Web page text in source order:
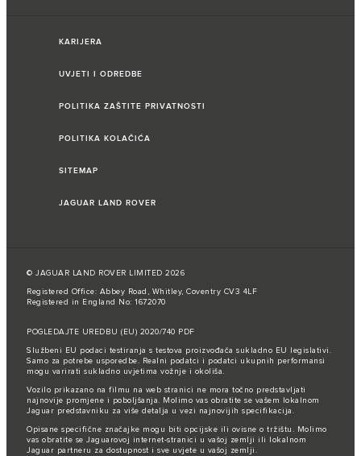
KARIJERA
UVJETI I ODREDBE
POLITIKA ZAŠTITE PRIVATNOSTI
POLITIKA KOLAČIĆA
SITEMAP
JAGUAR LAND ROVER
© JAGUAR LAND ROVER LIMITED 2026
Registered Office: Abbey Road, Whitley, Coventry CV3 4LF
Registered in England No: 1672070
POGLEDAJTE UREDBU (EU) 2020/740 PDF
Službeni EU podaci testiranja s testova proizvođača sukladno EU legislativi.
Samo za potrebe usporedbe. Realni podatci i podatci ukupnih performansi
mogu varirati sukladno uvjetima vožnje i okoliša.
Vozilo prikazano na filmu na web stranici ne mora točno predstavljati
najnovije promjene i poboljšanja. Molimo vas obratite se vašem lokalnom
Jaguar predstavniku za više detalja u vezi najnovijih specifikacija.
Opisane specifične značajke mogu biti opcijske ili ovisne o tržištu. Molimo
vas obratite se Jaguarovoj internet-stranici u vašoj zemlji ili lokalnom
Jaguar partneru za dostupnost i sve uvjete u vašoj zemlji.